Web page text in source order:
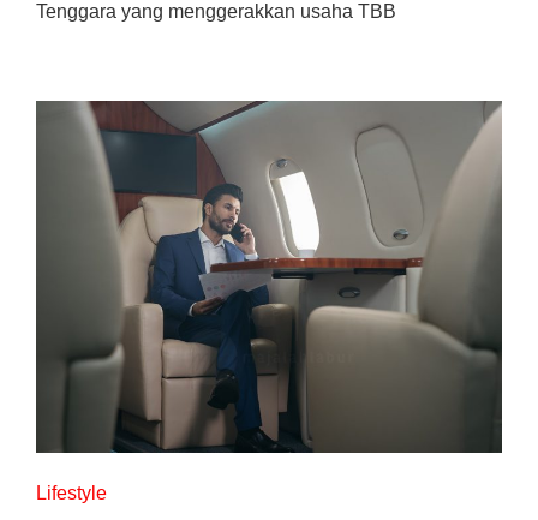
Tenggara yang menggerakkan usaha TBB
Lifestyle